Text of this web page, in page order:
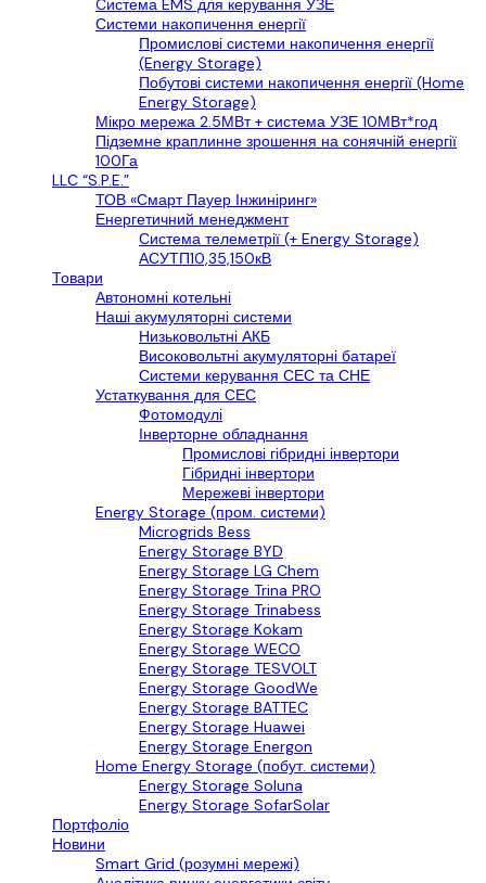
Cистема EMS для керування УЗЕ
Системи накопичення енергії
Промислові системи накопичення енергії
(Energy Storage)
Побутові системи накопичення енергії (Home
Energy Storage)
Мікро мережа 2.5МВт + система УЗЕ 10МВт*год
Підземне краплинне зрошення на сонячній енергії
100Га
LLС “S.P.E.”
ТОВ «Смарт Пауер Інжиніринг»
Енергетичний менеджмент
Система телеметрії (+ Energy Storage)
АСУТП10,35,150кВ
Товари
Автономні котельні
Наші акумуляторні системи
Низьковольтні АКБ
Високовольтні акумуляторні батареї
Системи керування СЕС та СНЕ
Устаткування для СЕС
Фотомодулі
Інверторне обладнання
Промислові гібридні інвертори
Гібридні інвертори
Мережеві інвертори
Energy Storage (пром. системи)
Microgrids Bess
Energy Storage BYD
Energy Storage LG Chem
Energy Storage Trina PRO
Energy Storage Trinabess
Energy Storage Kokam
Energy Storage WECO
Energy Storage TESVOLT
Energy Storage GoodWe
Energy Storage BATTEC
Energy Storage Huawei
Energy Storage Energon
Home Energy Storage (побут. системи)
Energy Storage Soluna
Energy Storage SofarSolar
Портфоліо
Новини
Smart Grid (розумні мережі)